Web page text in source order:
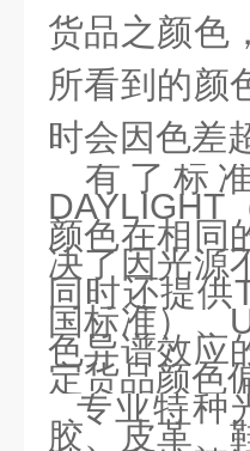
货品之颜色
所看到的颜
时会因色差
有了标
DAYLIGHT
颜色在相同
决了因光源
同时还提供
国标准）、
色异谱效应
定货品颜色
专业特种
胶、皮革、